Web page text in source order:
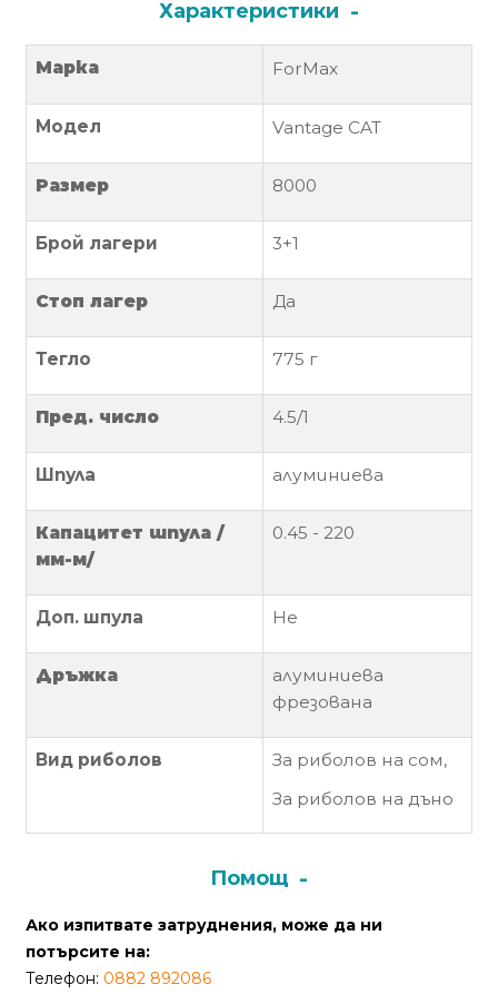
Контакти
Поръчка
и
доставка
Връщане
Условия
за
ползване
за
Политика
за
използване
на
“бисквитки”
(Cookie)
Copyright
Маркетинг
и
Дизайн
Характеристики
Марка ForMax
Модел Vantage CAT
Размер 8000
Брой лагери 3+1
Стоп лагер Да
Тегло 775 г
Пред. число 4.5/1
Шпула алуминиева
Капацитет шпула /
мм-м/
0.45 - 220
Доп. шпула Не
Дръжка
алуминиева
фрезована
Вид риболов
За риболов на сом,
За риболов на дъно
Помощ
Ако изпитвате затруднения, може да ни
потърсите на:
Телефон: 0882 892086